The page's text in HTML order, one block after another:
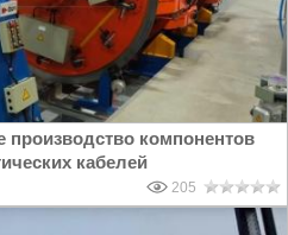
компонентов
кабелей
205